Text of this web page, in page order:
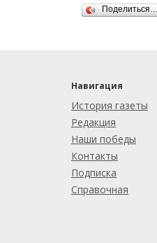
Поделиться…
Навигация
История газеты
Редакция
Наши победы
Контакты
Подписка
Справочная